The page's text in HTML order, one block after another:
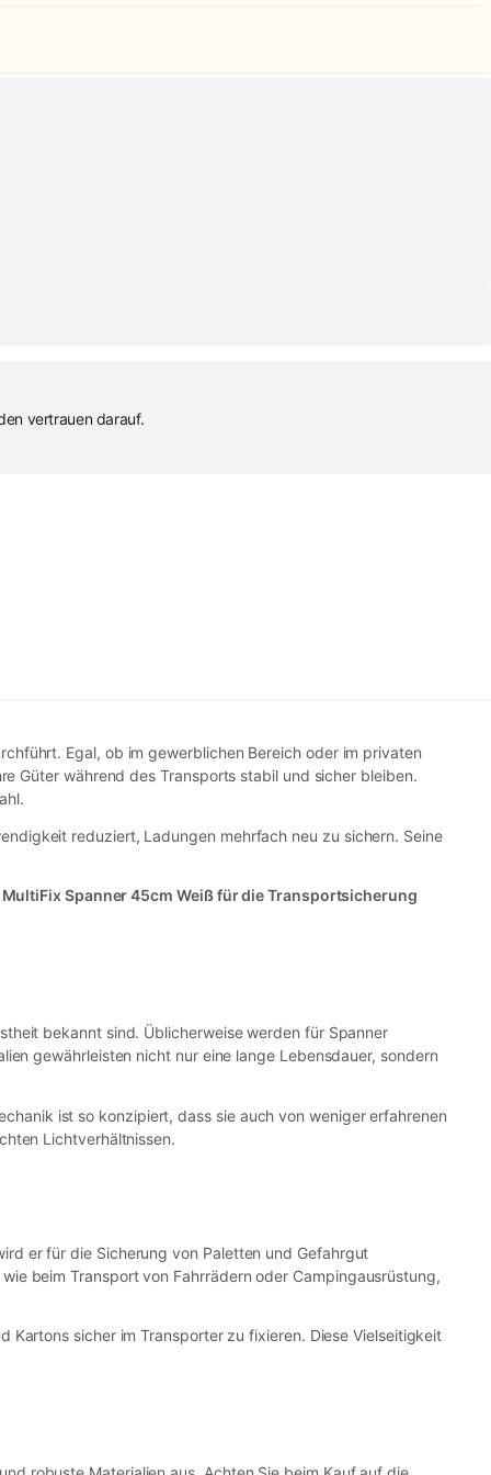
vertrauen darauf.
Egal, ob im gewerblichen Bereich oder im privaten
Güter während des Transports stabil und sicher bleiben.
reduziert, Ladungen mehrfach neu zu sichern. Seine
MultiFix Spanner 45cm Weiß für die Transportsicherung
bekannt sind. Üblicherweise werden für Spanner
gewährleisten nicht nur eine lange Lebensdauer, sondern
ist so konzipiert, dass sie auch von weniger erfahrenen
Lichtverhältnissen.
er für die Sicherung von Paletten und Gefahrgut
beim Transport von Fahrrädern oder Campingausrüstung,
Kartons sicher im Transporter zu fixieren. Diese Vielseitigkeit